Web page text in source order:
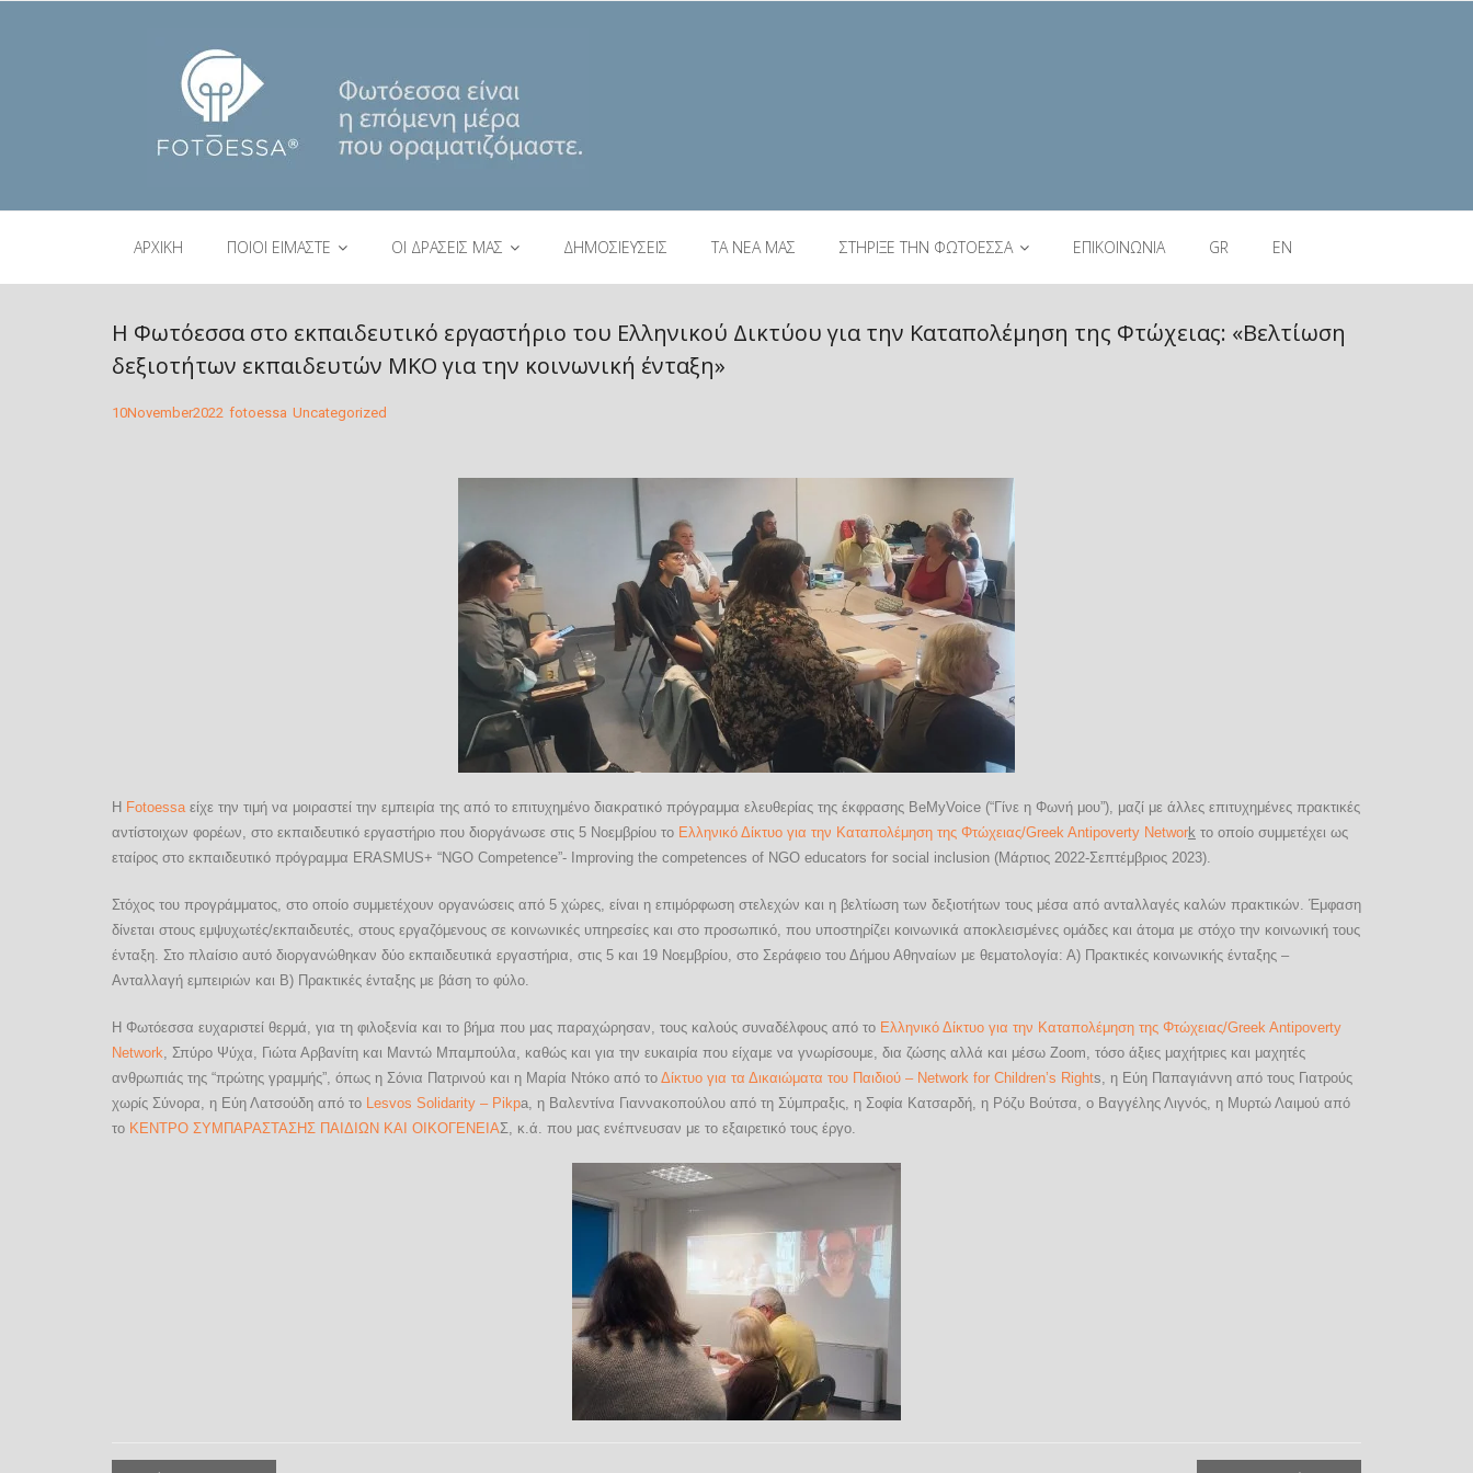
ΑΡΧΙΚΗ ΠΟΙΟΙ ΕΙΜΑΣΤΕ ΟΙ ΔΡΑΣΕΙΣ ΜΑΣ ΔΗΜΟΣΙΕΥΣΕΙΣ ΤΑ ΝΕΑ ΜΑΣ ΣΤΗΡΙΞΕ ΤΗΝ ΦΩΤΟΕΣΣΑ ΕΠΙΚΟΙΝΩΝΙΑ GR EN
Η Φωτόεσσα στο εκπαιδευτικό εργαστήριο του Ελληνικού Δικτύου για την Καταπολέμηση της Φτώχειας: «Βελτίωση
δεξιοτήτων εκπαιδευτών ΜΚΟ για την κοινωνική ένταξη»
10November2022 fotoessa Uncategorized
Η Fotoessa είχε την τιμή να μοιραστεί την εμπειρία της από το επιτυχημένο διακρατικό πρόγραμμα ελευθερίας της έκφρασης BeMyVoice (“Γίνε η Φωνή μου”), μαζί με άλλες επιτυχημένες πρακτικές
αντίστοιχων φορέων, στο εκπαιδευτικό εργαστήριο που διοργάνωσε στις 5 Νοεμβρίου το Ελληνικό Δίκτυο για την Καταπολέμηση της Φτώχειας/Greek Antipoverty Network το οποίο συμμετέχει ως
εταίρος στο εκπαιδευτικό πρόγραμμα ERASMUS+ “NGO Competence”- Improving the competences of NGO educators for social inclusion (Μάρτιος 2022-Σεπτέμβριος 2023).
Στόχος του προγράμματος, στο οποίο συμμετέχουν οργανώσεις από 5 χώρες, είναι η επιμόρφωση στελεχών και η βελτίωση των δεξιοτήτων τους μέσα από ανταλλαγές καλών πρακτικών. Έμφαση
δίνεται στους εμψυχωτές/εκπαιδευτές, στους εργαζόμενους σε κοινωνικές υπηρεσίες και στο προσωπικό, που υποστηρίζει κοινωνικά αποκλεισμένες ομάδες και άτομα με στόχο την κοινωνική τους
ένταξη. Στo πλαίσιo αυτό διοργανώθηκαν δύο εκπαιδευτικά εργαστήρια, στις 5 και 19 Νοεμβρίου, στο Σεράφειο του Δήμου Αθηναίων με θεματολογία: Α) Πρακτικές κοινωνικής ένταξης –
Ανταλλαγή εμπειριών και Β) Πρακτικές ένταξης με βάση το φύλο.
Η Φωτόεσσα ευχαριστεί θερμά, για τη φιλοξενία και το βήμα που μας παραχώρησαν, τους καλούς συναδέλφους από το Ελληνικό Δίκτυο για την Καταπολέμηση της Φτώχειας/Greek Antipoverty
Network , Σπύρο Ψύχα, Γιώτα Αρβανίτη και Μαντώ Μπαμπούλα, καθώς και για την ευκαιρία που είχαμε να γνωρίσουμε, δια ζώσης αλλά και μέσω Zoom, τόσο άξιες μαχήτριες και μαχητές
ανθρωπιάς της “πρώτης γραμμής”, όπως η Σόνια Πατρινού και η Μαρία Ντόκο από το Δίκτυο για τα Δικαιώματα του Παιδιού – Network for Children’s Rights, η Εύη Παπαγιάννη από τους Γιατρούς
χωρίς Σύνορα, η Εύη Λατσούδη από το Lesvos Solidarity – Pikpa, η Βαλεντίνα Γιαννακοπούλου από τη Σύμπραξις, η Σοφία Κατσαρδή, η Ρόζυ Βούτσα, ο Βαγγέλης Λιγνός, η Μυρτώ Λαιμού από
το ΚΕΝΤΡΟ ΣΥΜΠΑΡΑΣΤΑΣΗΣ ΠΑΙΔΙΩΝ ΚΑΙ ΟΙΚΟΓΕΝΕΙΑΣ, κ.ά. που μας ενέπνευσαν με το εξαιρετικό τους έργο.